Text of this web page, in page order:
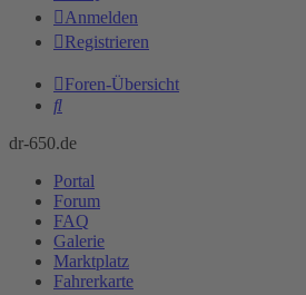
Anmelden
Registrieren
Foren-Übersicht
Suche
dr-650.de
Portal
Forum
FAQ
Galerie
Marktplatz
Fahrerkarte